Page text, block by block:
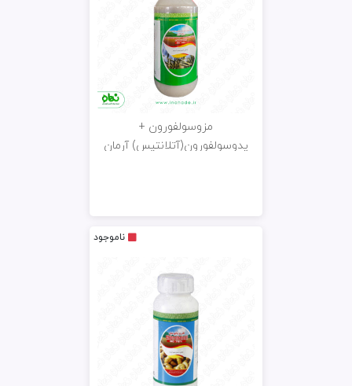
مزوسولفورون +
یدوسولفورون(آتلانتیس) آرمان
ناموجود